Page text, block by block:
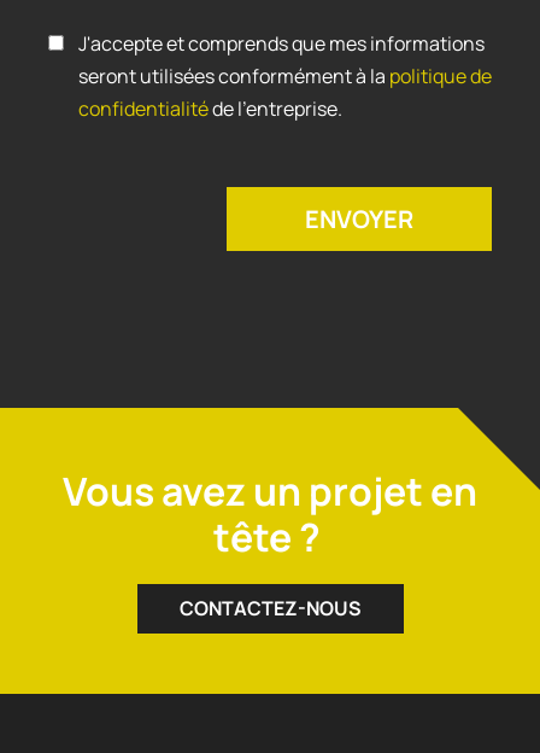
J'accepte et comprends que mes informations
seront utilisées conformément à la politique de
confidentialitéde l'entreprise.
ENVOYER
Vous avez un projet en
tête ?
CONTACTEZ-NOUS